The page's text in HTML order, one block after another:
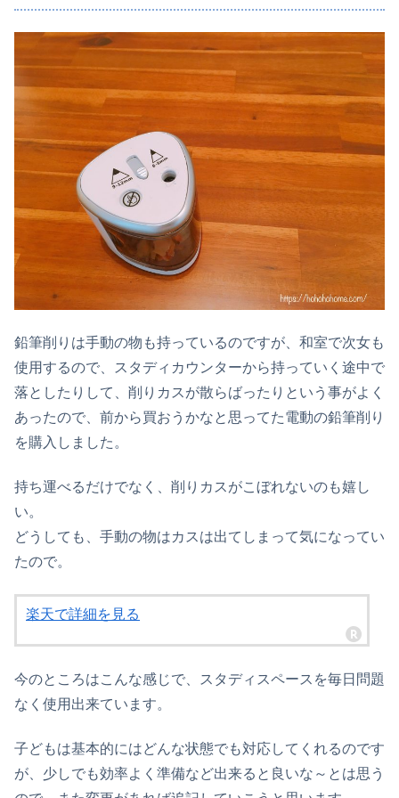
鉛筆削りは手動の物も持っているのですが、和室で次女も
使用するので、スタディカウンターから持っていく途中で
落としたりして、削りカスが散らばったりという事がよく
あったので、前から買おうかなと思ってた電動の鉛筆削り
を購入しました。
持ち運べるだけでなく、削りカスがこぼれないのも嬉し
い。
どうしても、手動の物はカスは出てしまって気になってい
たので。
楽天で詳細を見る
今のところはこんな感じで、スタディスペースを毎日問題
なく使用出来ています。
子どもは基本的にはどんな状態でも対応してくれるのです
が、少しでも効率よく準備など出来ると良いな～とは思う